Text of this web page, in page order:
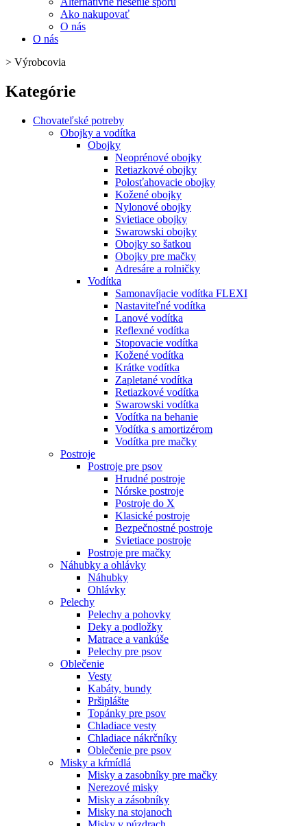
Ako nakupovať
O nás
O nás
> Výrobcovia
Kategórie
Chovateľské potreby
Obojky a vodítka
Obojky
Neoprénové obojky
Retiazkové obojky
Polosťahovacie obojky
Kožené obojky
Nylonové obojky
Svietiace obojky
Swarowski obojky
Obojky so šatkou
Obojky pre mačky
Adresáre a rolničky
Vodítka
Samonavíjacie vodítka FLEXI
Nastaviteľné vodítka
Lanové vodítka
Reflexné vodítka
Stopovacie vodítka
Kožené vodítka
Krátke vodítka
Zapletané vodítka
Retiazkové vodítka
Swarowski vodítka
Vodítka na behanie
Vodítka s amortizérom
Vodítka pre mačky
Postroje
Postroje pre psov
Hrudné postroje
Nórske postroje
Postroje do X
Klasické postroje
Bezpečnostné postroje
Svietiace postroje
Postroje pre mačky
Náhubky a ohlávky
Náhubky
Ohlávky
Pelechy
Pelechy a pohovky
Deky a podložky
Matrace a vankúše
Pelechy pre psov
Oblečenie
Vesty
Kabáty, bundy
Pršiplášte
Topánky pre psov
Chladiace vesty
Chladiace nákrčníky
Oblečenie pre psov
Misky a kŕmídlá
Misky a zasobníky pre mačky
Nerezové misky
Misky a zásobníky
Misky na stojanoch